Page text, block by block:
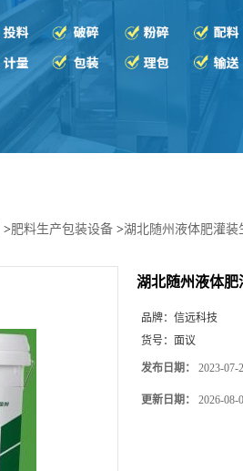
>肥料生产包装设备 >湖北随州液体肥灌装
湖北随州液体
品牌： 信远科技
货号： 面议
发布日期： 2023-07-
更新日期： 2026-08-